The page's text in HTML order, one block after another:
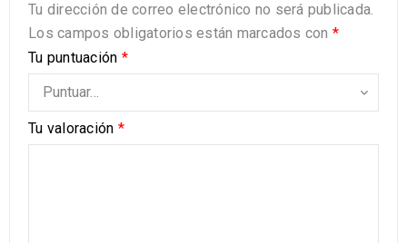
Tu dirección de correo electrónico no será publicada.
Los campos obligatorios están marcados con *
Tu puntuación *
Tu valoración *